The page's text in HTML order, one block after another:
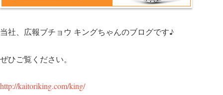
当社、広報ブチョウ キングちゃんのブログです♪
ぜひご覧ください。
http://kaitoriking.com/king/